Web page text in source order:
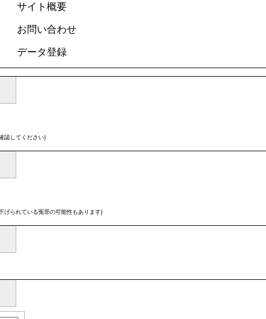
サイト概要
お問い合わせ
データ登録
認してください)
げられている冤罪の可能性もあります)